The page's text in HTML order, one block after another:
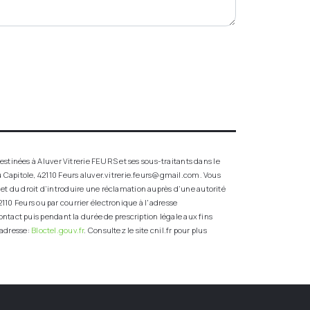
à Aluver Vitrerie FEURS et ses sous-traitants dans le
42110 Feurs aluver.vitrerie.feurs@gmail.com. Vous
du droit d’introduire une réclamation auprès d’une autorité
Feurs ou par courrier électronique à l'adresse
puis pendant la durée de prescription légale aux fins
Bloctel.gouv.fr. Consultez le site cnil.fr pour plus